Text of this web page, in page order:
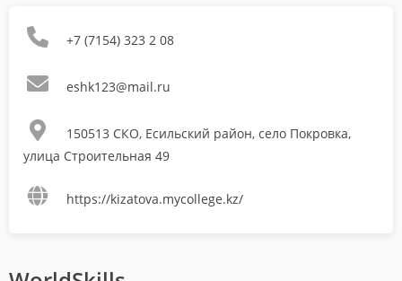
+7 (7154) 323 2 08
eshk123@mail.ru
150513 СКО, Есильский район, село Покровка,
улица Строительная 49
https://kizatova.mycollege.kz/